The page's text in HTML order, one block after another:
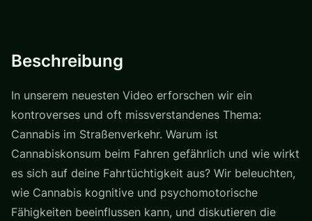
Beschreibung
In unserem neuesten Video erforschen wir ein
kontroverses und oft missverstandenes Thema:
Cannabis im Straßenverkehr. Warum ist
Cannabiskonsum beim Fahren gefährlich und wie wirkt
es sich auf deine Fahrtüchtigkeit aus? Wir beleuchten,
wie Cannabis kognitive und psychomotorische
Fähigkeiten beeinflussen kann, und diskutieren die